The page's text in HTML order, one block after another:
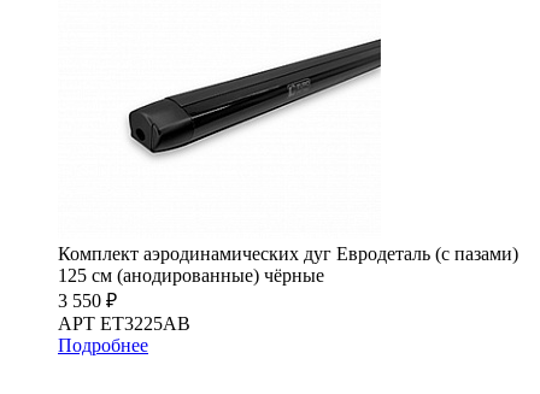
Комплект аэродинамических дуг Евродеталь (с пазами)
125 см (анодированные) чёрные
3 550 ₽
АРТ ET3225AB
Подробнее